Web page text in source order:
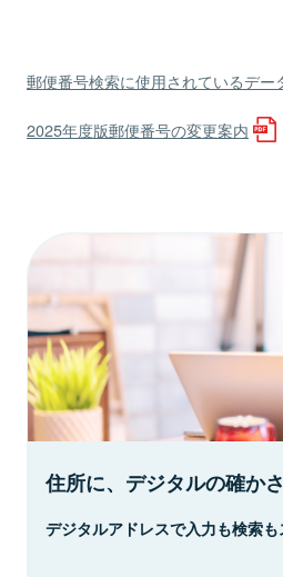
郵便番号検索に使用されているデー
2025年度版郵便番号の変更案内
住所に、デジタルの確かさ
デジタルアドレスで入力も検索も